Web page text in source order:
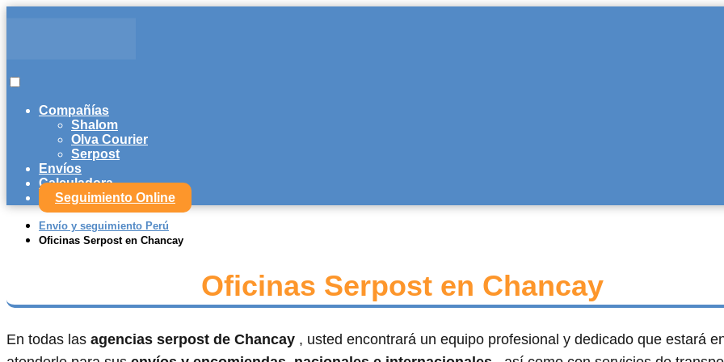
Compañías
Shalom
Olva Courier
Serpost
Envíos
Calculadora
Seguimiento Online
Envío y seguimiento Perú
Oficinas Serpost en Chancay
Oficinas Serpost en Chancay
En todas las agencias serpost de Chancay , usted encontrará un equipo profesional y dedicado que estará